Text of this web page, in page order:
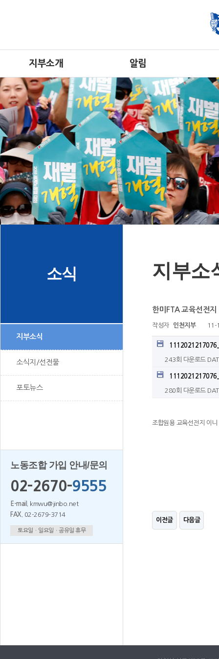
지부소개 알림
소식
지부소식
소식지/선전물
포토뉴스
노동조합 가입 안내/문의
02-2670-9555
E-mail.
kmwu@jinbo.net
FAX.
02-2679-3714
토요일ㆍ일요일ㆍ공유일 휴무
지부소
한미FTA 교육선전지
작성자 인천지부 11-
243회 다운로드
280회 다운로드
조합원용 교육선전지 이
이전글 다음글